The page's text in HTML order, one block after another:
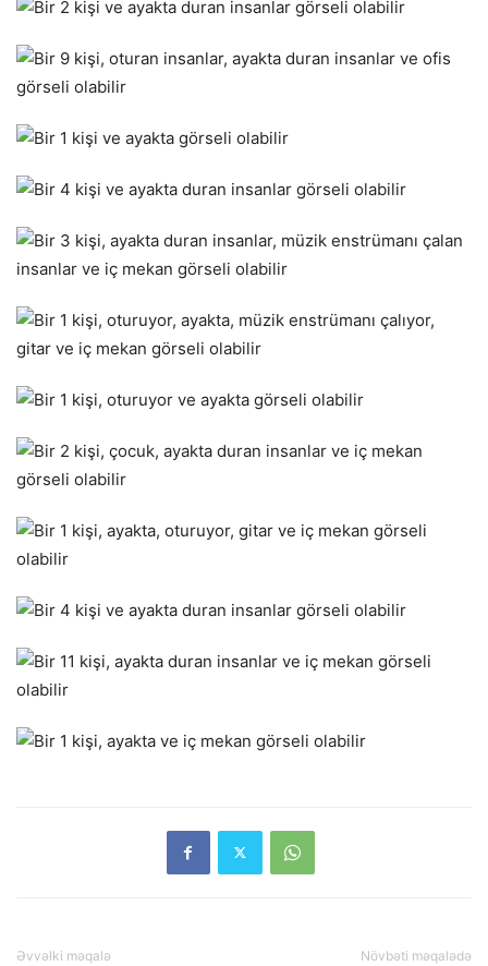
Əvvəlki məqalə Növbəti məqalədə